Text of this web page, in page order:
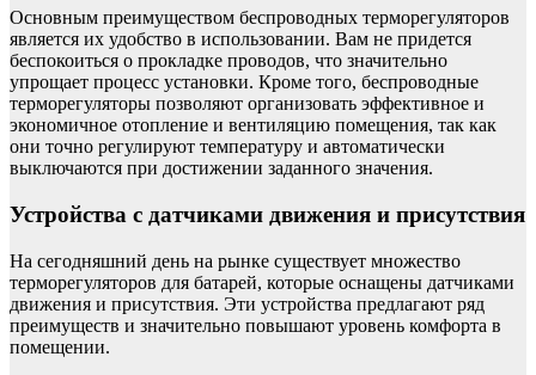
Основным преимуществом беспроводных терморегуляторов
является их удобство в использовании. Вам не придется
беспокоиться о прокладке проводов, что значительно
упрощает процесс установки. Кроме того, беспроводные
терморегуляторы позволяют организовать эффективное и
экономичное отопление и вентиляцию помещения, так как
они точно регулируют температуру и автоматически
выключаются при достижении заданного значения.
Устройства с датчиками движения и присутствия
На сегодняшний день на рынке существует множество
терморегуляторов для батарей, которые оснащены датчиками
движения и присутствия. Эти устройства предлагают ряд
преимуществ и значительно повышают уровень комфорта в
помещении.